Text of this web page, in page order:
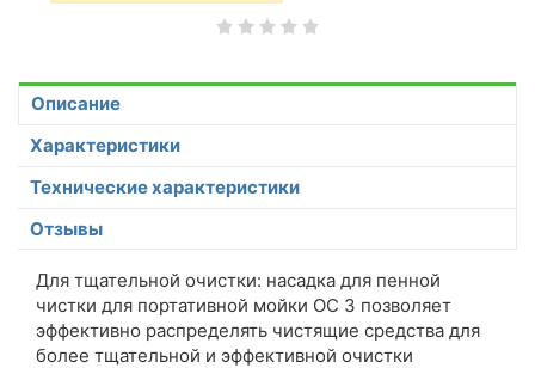
Описание
Характеристики
Технические характеристики
Отзывы
Для тщательной очистки: насадка для пенной
чистки для портативной мойки OC 3 позволяет
эффективно распределять чистящие средства для
более тщательной и эффективной очистки